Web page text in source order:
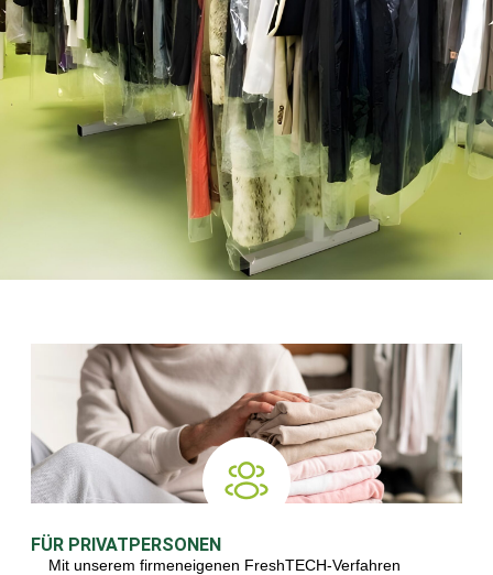
KOSTENLOSE
PROBEWÄSCHE FÜR
UNSERE
GESCHÄFTSKUNDEN!
Für weitere Informationen besuchen Sie
FÜR PRIVATPERSONEN
Mit unserem firmeneigenen FreshTECH-Verfahren